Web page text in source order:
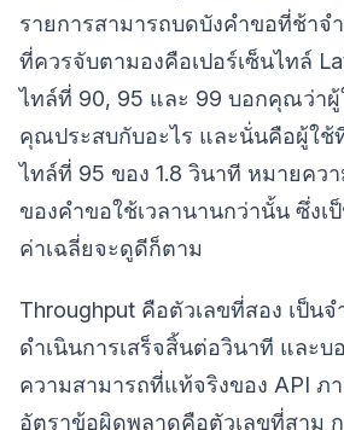
รายการสามารถบดบังคำขอที่ช้าจ
ที่ควรจับตามองคือเปอร์เซ็นไทล์
ไทล์ที่ 90, 95 และ 99 บอกคุณว่า
คุณประสบกับอะไร และนั่นคือผู้ใช้
ไทล์ที่ 95 ของ 1.8 วินาที หมายควา
ของคำขอใช้เวลานานกว่านั้น ซึ่งเ
ค่าเฉลี่ยจะดูดีก็ตาม
Throughput คือตัวเลขที่สอง เป็น
ดำเนินการเสร็จสิ้นต่อวินาที และ
ความสามารถที่แท้จริงของ API
อัตราข้อผิดพลาดคือตัวเลขที่สาม